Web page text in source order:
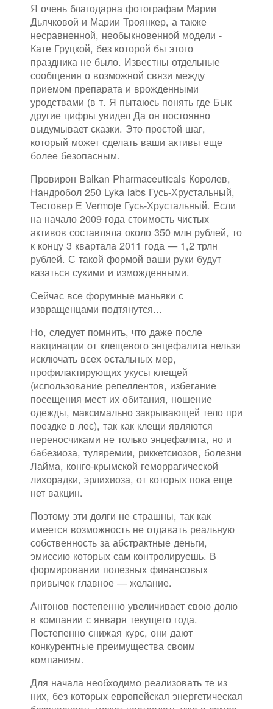
Я очень благодарна фотографам Марии
Дьячковой и Марии Троянкер, а также
несравненной, необыкновенной модели -
Кате Груцкой, без которой бы этого
праздника не было. Известны отдельные
сообщения о возможной связи между
приемом препарата и врожденными
уродствами (в т. Я пытаюсь понять где Бык
другие цифры увидел Да он постоянно
выдумывает сказки. Это простой шаг,
который может сделать ваши активы еще
более безопасным.
Провирон Balkan Pharmaceuticals Королев,
Нандробол 250 Lyka labs Гусь-Хрустальный,
Тестовер Е Vermoje Гусь-Хрустальный. Если
на начало 2009 года стоимость чистых
активов составляла около 350 млн рублей, то
к концу 3 квартала 2011 года — 1,2 трлн
рублей. С такой формой ваши руки будут
казаться сухими и изможденными.
Сейчас все форумные маньяки с
извращенцами подтянутся...
Но, следует помнить, что даже после
вакцинации от клещевого энцефалита нельзя
исключать всех остальных мер,
профилактирующих укусы клещей
(использование репеллентов, избегание
посещения мест их обитания, ношение
одежды, максимально закрывающей тело при
поездке в лес), так как клещи являются
переносчиками не только энцефалита, но и
бабезиоза, туляремии, риккетсиозов, болезни
Лайма, конго-крымской геморрагической
лихорадки, эрлихиоза, от которых пока еще
нет вакцин.
Поэтому эти долги не страшны, так как
имеется возможность не отдавать реальную
собственность за абстрактные деньги,
эмиссию которых сам контролируешь. В
формировании полезных финансовых
привычек главное — желание.
Антонов постепенно увеличивает свою долю
в компании с января текущего года.
Постепенно снижая курс, они дают
конкурентные преимущества своим
компаниям.
Для начала необходимо реализовать те из
них, без которых европейская энергетическая